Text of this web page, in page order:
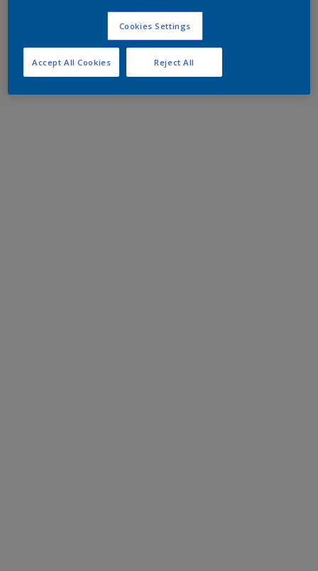
Cookies Settings
Reject All
Accept All Cookies